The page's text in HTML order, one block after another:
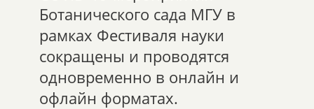
Ботанического сада МГУ в
рамках Фестиваля науки
сокращены и проводятся
одновременно в онлайн и
офлайн форматах.